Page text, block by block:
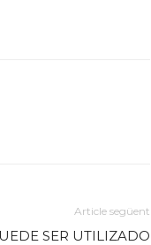
Article següent
SER UTILIZADO